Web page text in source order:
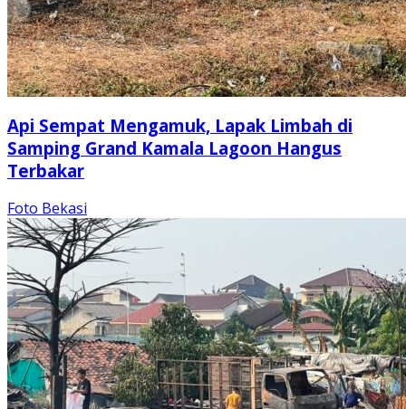
Api Sempat Mengamuk, Lapak Limbah di
Samping Grand Kamala Lagoon Hangus
Terbakar
Foto Bekasi